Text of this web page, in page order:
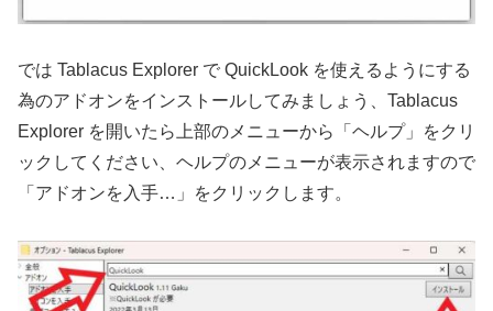
では Tablacus Explorer で QuickLook を使えるようにする
為のアドオンをインストールしてみましょう、Tablacus
Explorer を開いたら上部のメニューから「ヘルプ」をクリ
ックしてください、ヘルプのメニューが表示されますので
「アドオンを入手…」をクリックします。